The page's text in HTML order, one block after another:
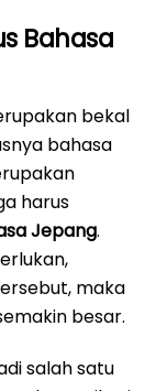
Bahasa
bekal
bahasa
harus
Jepang.
maka
besar.
salah satu